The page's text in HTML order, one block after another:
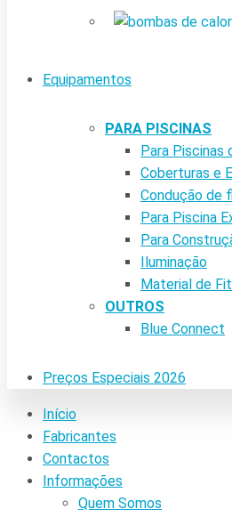
Equipamentos
PARA PISCINAS
Para Piscinas
Coberturas e
Condução de
Para Piscina
Para
Iluminação
Material de
OUTROS
Blue Connect
Preços Especiais 2026
Início
Fabricantes
Contactos
Informações
Quem Somos